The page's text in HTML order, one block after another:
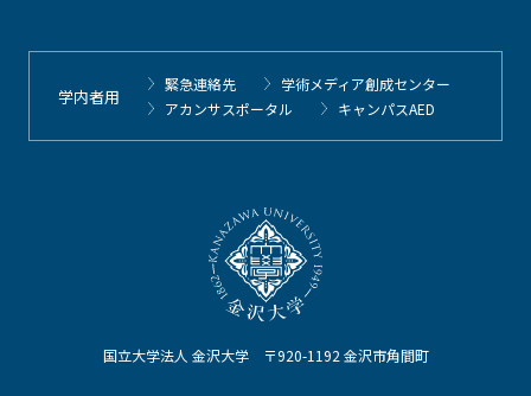
国立大学法人 金沢大学 〒920-1192 金沢市角間町
学内者用
緊急連絡先
学術メディア創成センター
アカンサスポータル
キャンパスAED